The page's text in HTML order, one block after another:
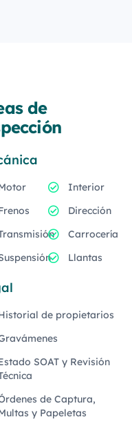
de
Interior
Dirección
Carrocería
Llantas
de propietarios
SOAT y Revisión
de Captura,
y Papeletas